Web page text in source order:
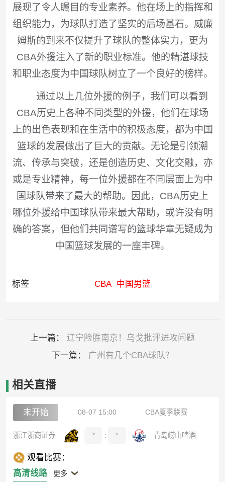
展现了令人瞩目的专业素养。他在场上的指挥和
组织能力，为球队打造了坚实的后场基石。威廉
姆斯的到来不仅提升了球队的整体实力，更为
CBA外援注入了新的职业标准。他的精湛球技
和职业态度为中国球队树立了一个良好的榜样。
通过以上几位外援的例子，我们可以看到
CBA历史上各种不同类型的外援，他们在球场
上的出色表现和在生活中的积极态度，都为中国
篮球的发展做出了巨大的贡献。无论是引领潮
流、传承与突破，还是创造历史、文化交融，亦
或是专业精神，每一位外援都在不同层面上为中
国球队带来了最大的帮助。因此，CBA历史上
哪位外援给中国球队带来最大帮助，或许没有明
确的答案，但他们共同谱写的篮球华章无疑成为
中国篮球发展的一座丰碑。
标签 CBA 中国男篮
上一篇： 辽宁险胜南京！乌戈批评进攻问题
下一篇： 广州有几个CBA球队？
相关直播
未开始 08-07 15:00 CBA夏季联赛
浙江浙商证券 * : * 青岛崂山啤酒
观看比赛：
高清线路
更多